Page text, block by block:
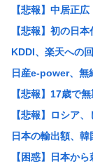
【悲報】中居正
【悲報】初の日
KDDI、楽天への
日産e-power、無
【悲報】17歳で
【悲報】ロシア
日本の輸出額、
【困惑】日本か